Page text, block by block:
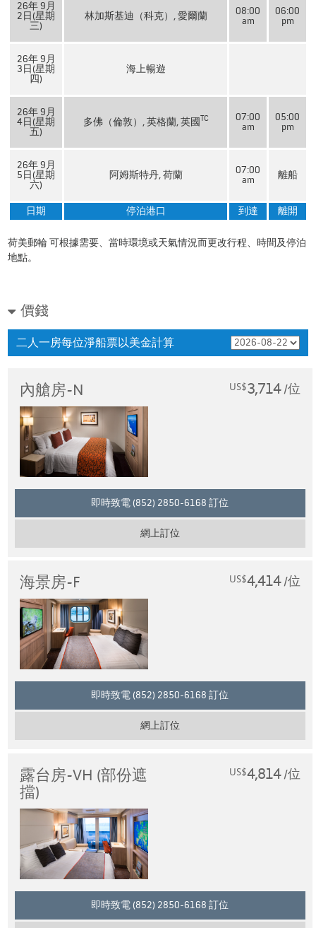
26年 9月
2日(星期
三)
林加斯基迪（科克）, 愛爾蘭
08:00
am
06:00
pm
26年 9月
3日(星期
四)
海上暢遊
26年 9月
4日(星期
五)
多佛（倫敦）, 英格蘭, 英國 TC
07:00
am
05:00
pm
26年 9月
5日(星期
六)
阿姆斯特丹, 荷蘭
07:00
am
離船
日期 停泊港口 到達 離開
荷美郵輪 可根據需要、當時環境或天氣情況而更改行程、時間及停泊
地點。
價錢
二人一房每位淨船票以美金計算
內艙房-N US$3,714 /位
即時致電 (852) 2850-6168 訂位
網上訂位
海景房-F US$4,414 /位
即時致電 (852) 2850-6168 訂位
網上訂位
露台房-VH (部份遮
擋)
US$4,814 /位
即時致電 (852) 2850-6168 訂位